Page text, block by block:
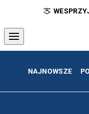
NAJNOWSZE